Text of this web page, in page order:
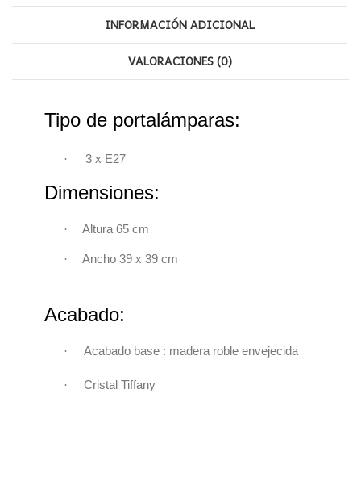
INFORMACIÓN ADICIONAL
VALORACIONES (0)
Tipo de portalámparas:
· 3 x E27
Dimensiones:
· Altura 65 cm
· Ancho 39 x 39 cm
Acabado:
· Acabado base : madera roble envejecida
· Cristal Tiffany